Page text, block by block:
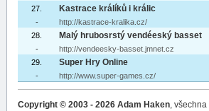
27.
Kastrace králíků i králic
-
http://kastrace-kralika.cz/
28.
Malý hrubosrstý vendéeský basset
-
http://vendeesky-basset.jmnet.cz
29.
Super Hry Online
- http://www.super-games.cz/
Copyright © 2003 - 2026 Adam Haken,